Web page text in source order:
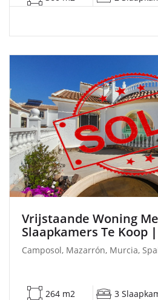
Vrijstaande Woning
Slaapkamers Te Koop
Camposol, Mazarrón, Murcia,
264 m2 3